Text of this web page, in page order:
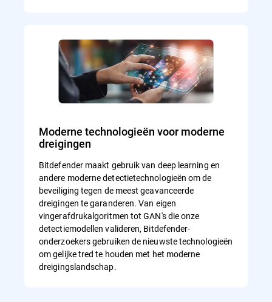
Moderne technologieën voor moderne
dreigingen
Bitdefender maakt gebruik van deep learning en
andere moderne detectietechnologieën om de
beveiliging tegen de meest geavanceerde
dreigingen te garanderen. Van eigen
vingerafdrukalgoritmen tot GAN's die onze
detectiemodellen valideren, Bitdefender-
onderzoekers gebruiken de nieuwste technologieën
om gelijke tred te houden met het moderne
dreigingslandschap.